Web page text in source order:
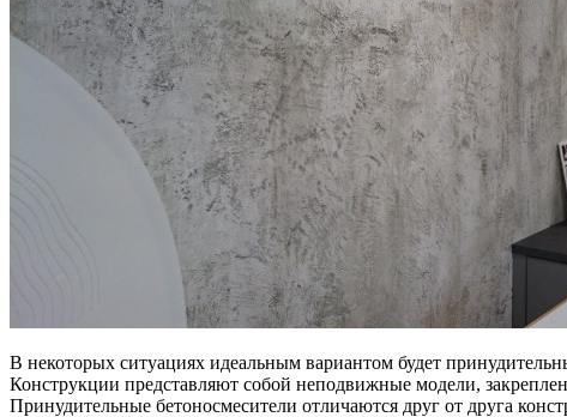
В некоторых ситуациях идеальным вариантом будет
Конструкции представляют собой неподвижные модели,
Принудительные бетоносмесители отличаются друг от друга